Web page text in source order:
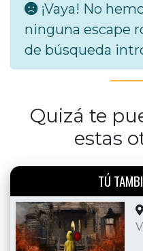
¡Vaya! No
ninguna escape
de búsqueda
Quizá te
estas
TÚ